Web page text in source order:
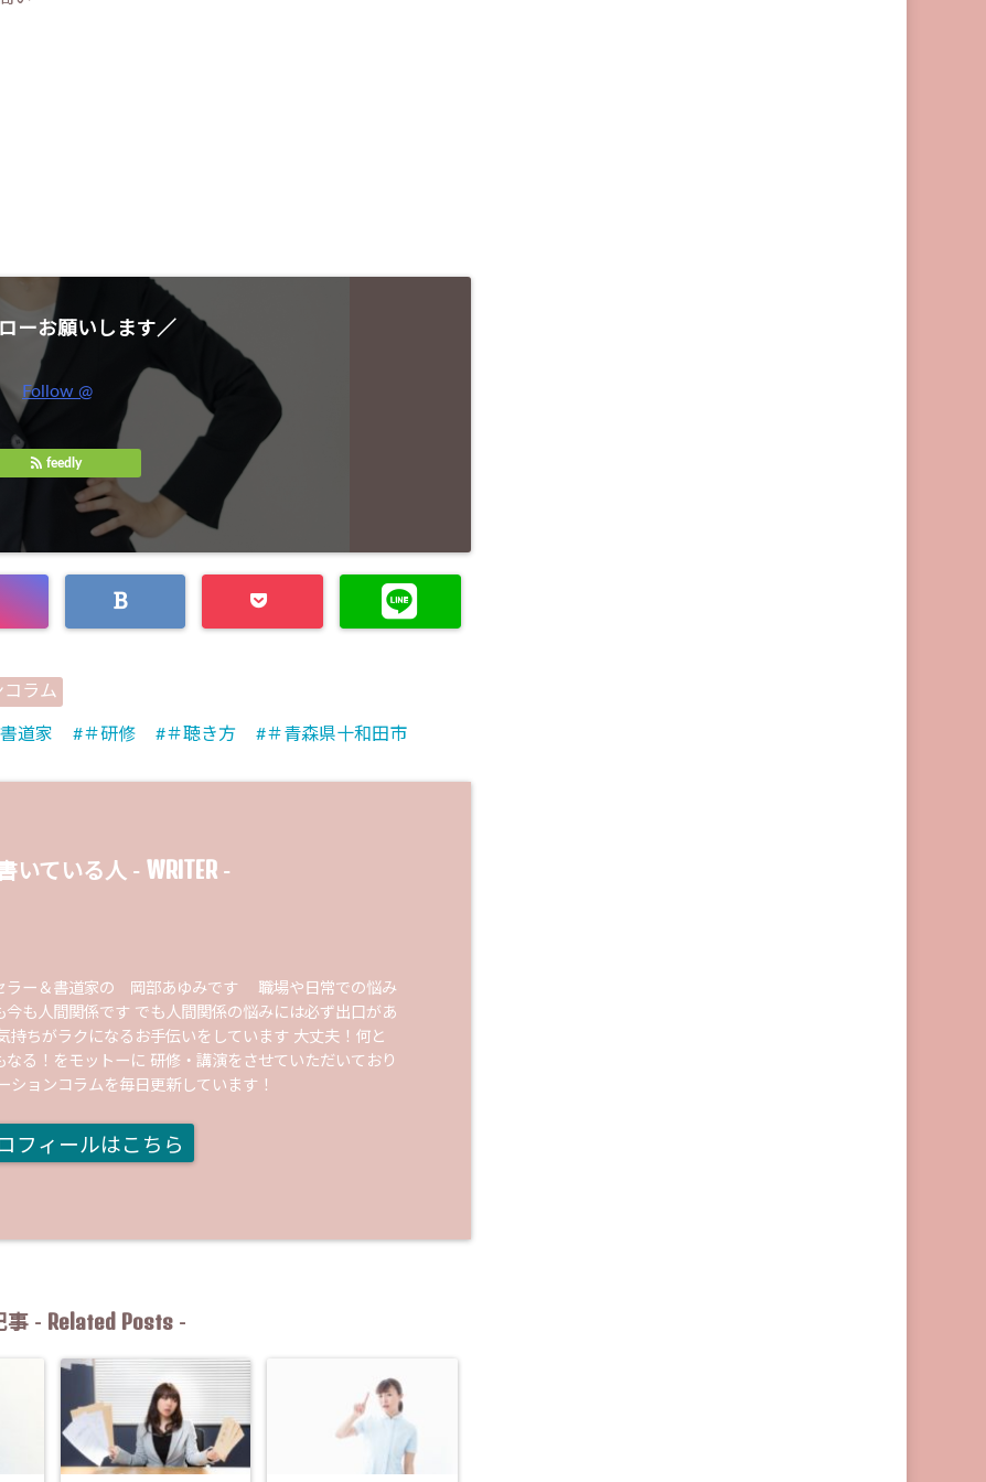
ーお願いします／
Follow @
feedly
ラム
書道家 ＃研修 ＃聴き方 ＃青森県十和田市
いている人 - WRITER-
ラー＆書道家の 岡部あゆみです 職場や日常での悩み
今も人間関係です でも人間関係の悩みには必ず出口があ
持ちがラクになるお手伝いをしています 大丈夫！何と
なる！をモットーに 研修・講演をさせていただいており
ションコラムを毎日更新しています！
フィールはこちら
事 - Related Posts-